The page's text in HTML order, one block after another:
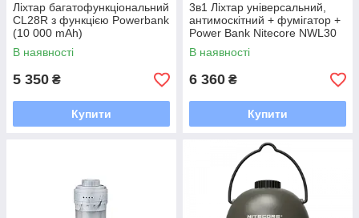
Ліхтар багатофункціональний
CL28R з функцією Powerbank
(10 000 mAh)
В наявності
5 350 ₴
Купити
3в1 Ліхтар універсальний,
антимоскітний + фумігатор +
Power Bank Nitecore NWL30
(магніт, USB-C 18000 мА·год)
В наявності
6 360 ₴
Купити